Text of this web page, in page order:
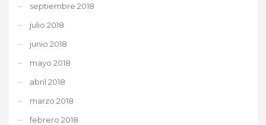
septiembre 2018
julio 2018
junio 2018
mayo 2018
abril 2018
marzo 2018
febrero 2018